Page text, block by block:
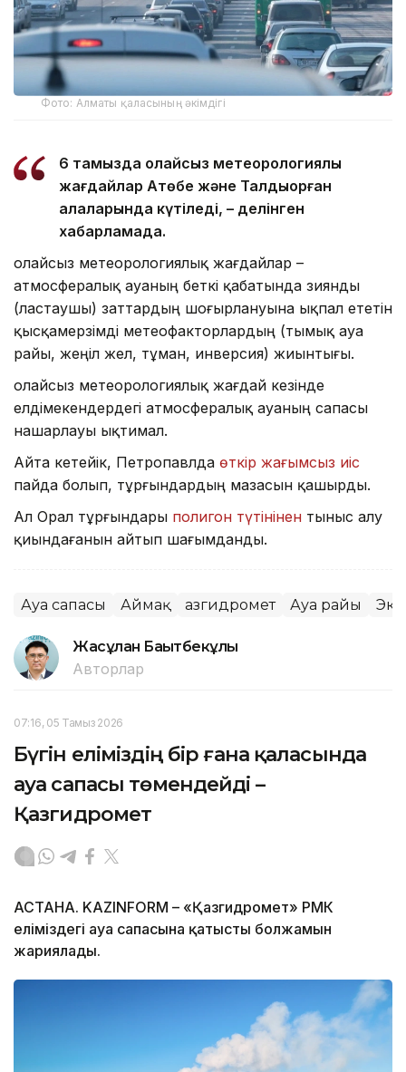
Фото: Алматы қаласының әкімдігі
6 тамызда қолайсыз метеорологиялық
жағдайлар Ақтөбе және Талдықорған
қалаларында күтіледі, – делінген
хабарламада.
Қолайсыз метеорологиялық жағдайлар –
атмосфералық ауаның беткі қабатында зиянды
(ластаушы) заттардың шоғырлануына ықпал ететін
қысқамерзімді метеофакторлардың (тымық ауа
райы, жеңіл жел, тұман, инверсия) жиынтығы.
Қолайсыз метеорологиялық жағдай кезінде
елдімекендердегі атмосфералық ауаның сапасы
нашарлауы ықтимал.
Айта кетейік, Петропавлда өткір жағымсыз иіс
пайда болып, тұрғындардың мазасын қашырды.
Ал Орал тұрғындары полигон түтінінен тыныс алу
қиындағанын айтып шағымданды.
Ауа сапасы Аймақ Қазгидромет Ауа райы
Жасұлан Бақытбекұлы
Авторлар
07:16, 05 Тамыз 2026
Бүгін еліміздің бір ғана қаласында
ауа сапасы төмендейді –
Қазгидромет
АСТАНА. KAZINFORM – «Қазгидромет» РМК
еліміздегі ауа сапасына қатысты болжамын
жариялады.